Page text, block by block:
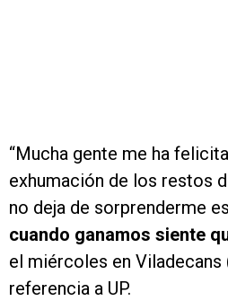
“Mucha gente me ha
exhumación de los restos
no deja de sorprenderme
cuando ganamos siente
el miércoles en Viladecans
referencia a UP.